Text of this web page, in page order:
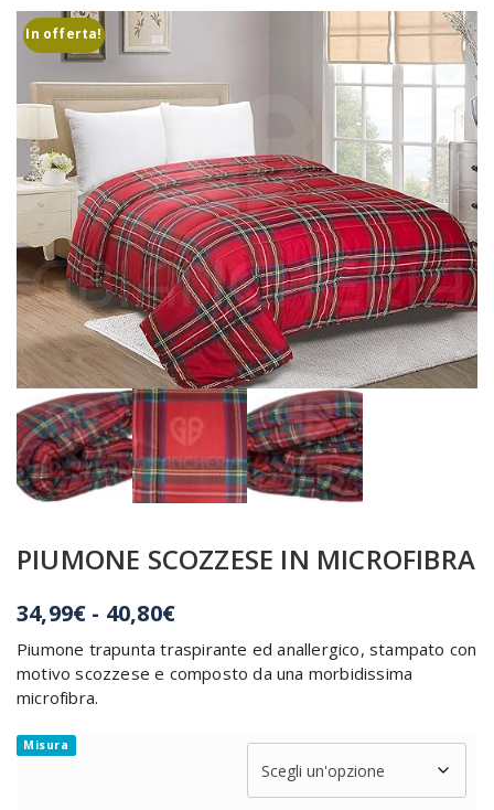
In offerta!
PIUMONE SCOZZESE IN MICROFIBRA
34,99€ - 40,80€Fascia
prezzo:
da
Piumone trapunta traspirante ed anallergico, stampato con
motivo scozzese e composto da una morbidissima
microfibra.
Misura